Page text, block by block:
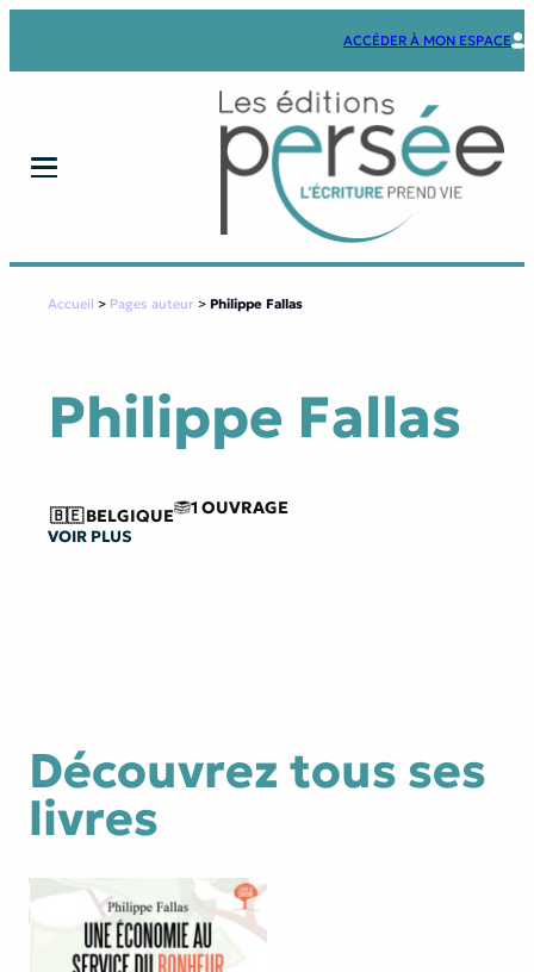
ACCÉDER À MON ESPACE
Accueil > Pages auteur > Philippe Fallas
Philippe Fallas
🇧🇪BELGIQUE 1 OUVRAGE
VOIR PLUS
Découvrez tous ses
livres